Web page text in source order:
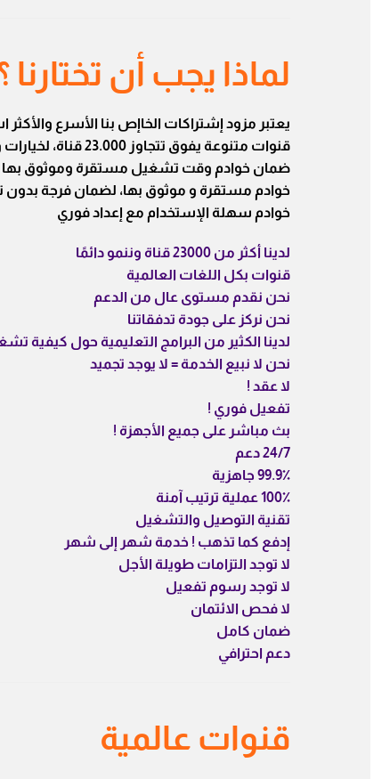
لماذا يجب أن تختارنا
يعتبر مزود إشتراكات الخاإص بنا الأسرع والأكثر
قنوات متنوعة يفوق تتجاوز 23.000 قناة، لخيارات واسعة و بأفضل الأسعار…
ضمان خوادم وقت تشغيل مستقرة وموثوق بها ،
خوادم مستقرة و موثوق بها، لضمان فرجة
خوادم سهلة الإستخدام مع إعداد فوري
لدينا أكثر من 23000 قناة وننمو دائمًا
قنوات بكل اللغات العالمية
نحن نقدم مستوى عال من الدعم
نحن نركز على جودة تدفقاتنا
لدينا الكثير من البرامج التعليمية حول كيفية
نحن لا نبيع الخدمة = لا يوجد تجميد
لا عقد !
تفعيل فوري !
بث مباشر على جميع الأجهزة !
24/7 دعم
99.9٪ جاهزية
100٪ عملية ترتيب آمنة
تقنية التوصيل والتشغيل
إدفع كما تذهب ! خدمة شهر إلى شهر
لا توجد التزامات طويلة الأجل
لا توجد رسوم تفعيل
لا فحص الائتمان
ضمان كامل
دعم احترافي
قنوات عالمية